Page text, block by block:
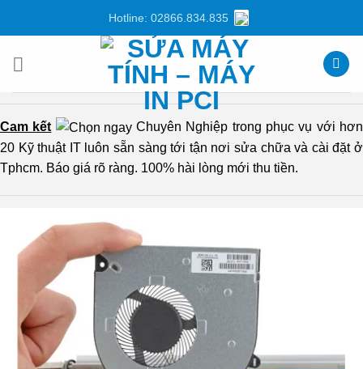
dung
Hotline: 02866.834.835
Cam kết
Chuyên Nghiệp trong phục vụ với hơn
20 Kỹ thuật IT luôn sẵn sàng tới tận nơi sửa chữa và cài đặt ở
Tphcm. Báo giá rõ ràng. 100% hài lòng mới thu tiền.